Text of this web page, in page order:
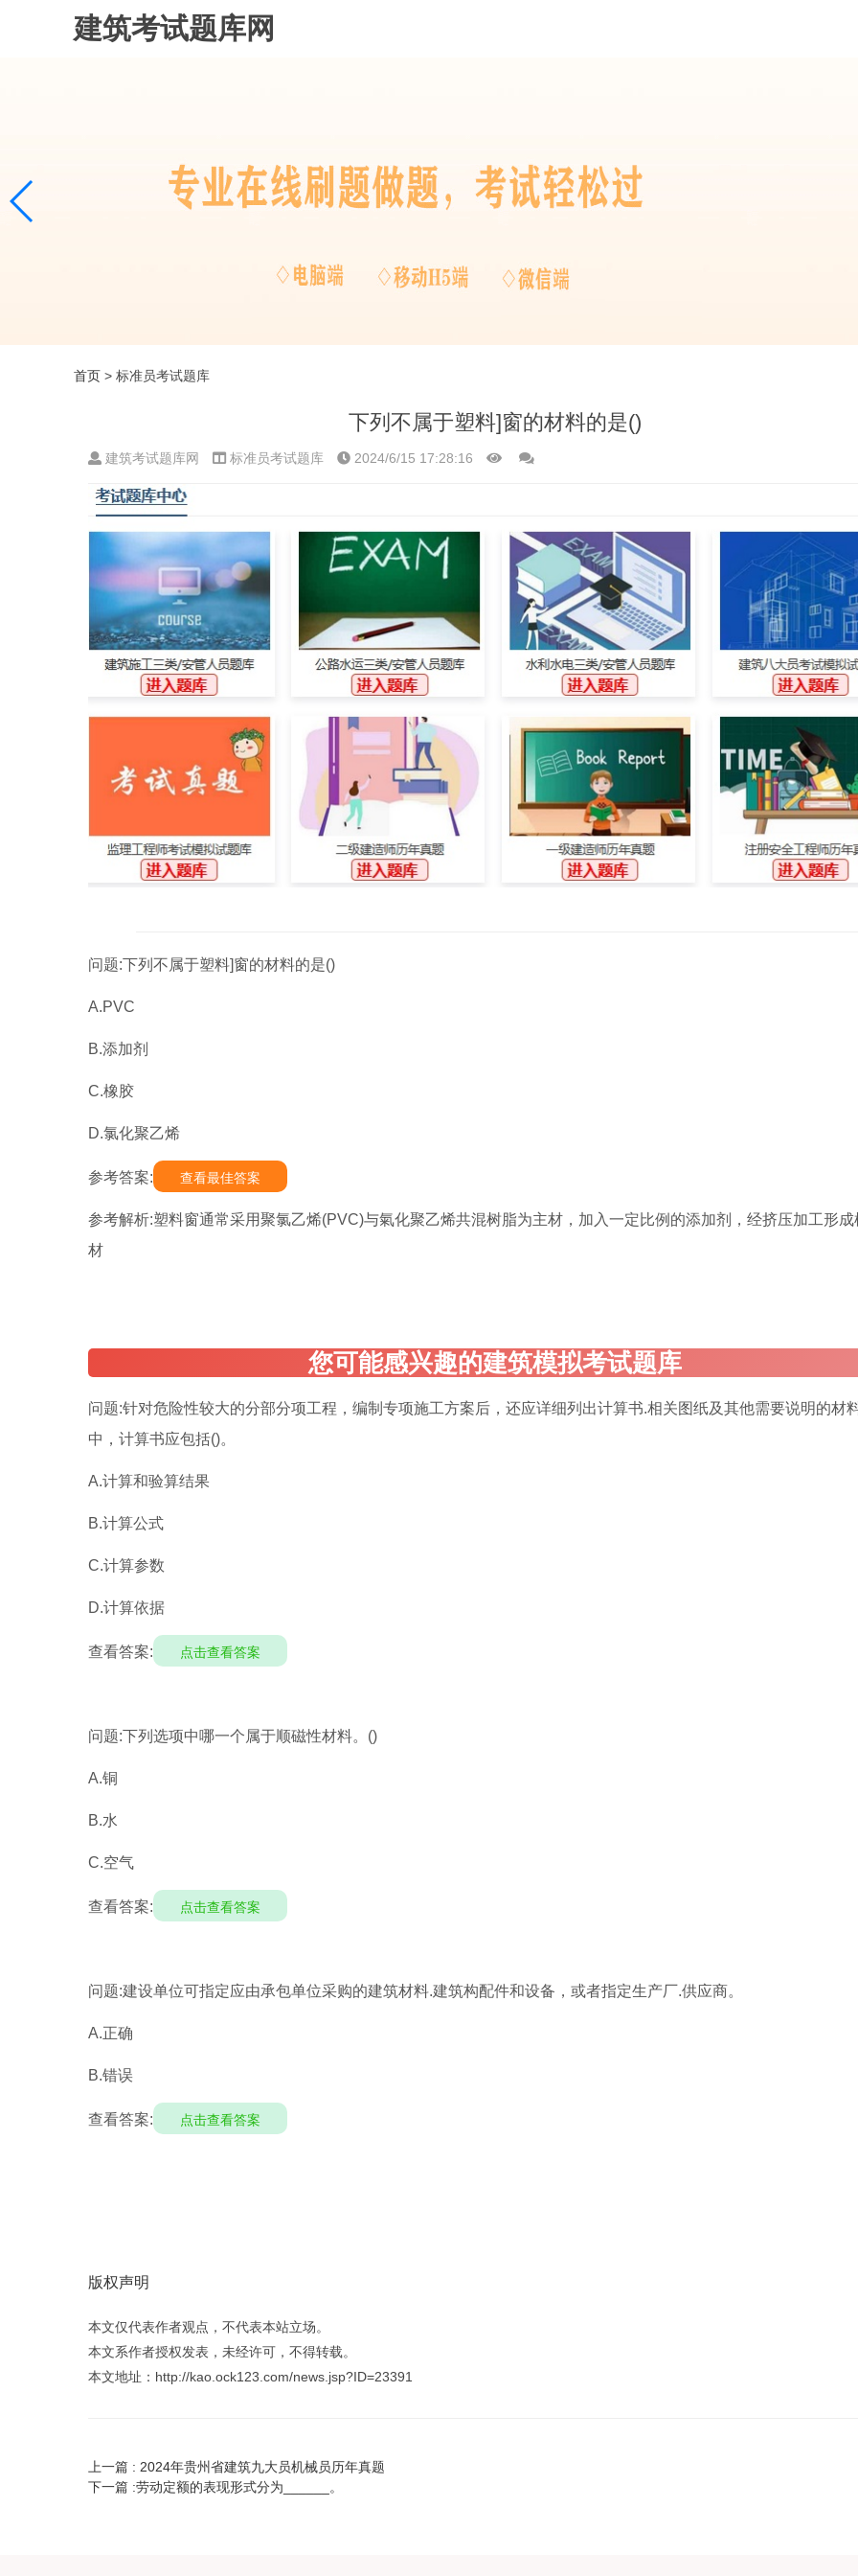
建筑考试题库网
首页 > 标准员考试题库
下列不属于塑料]窗的材料的是()
建筑考试题库网 标准员考试题库 2024/6/15 17:28:16
问题:下列不属于塑料]窗的材料的是()
A.PVC
B.添加剂
C.橡胶
D.氯化聚乙烯
参考答案: 查看最佳答案
参考解析:塑料窗通常采用聚氯乙烯(PVC)与氣化聚乙烯共混树脂为主材，加入一定比例的添加剂，经挤压加工形成
材
问题:针对危险性较大的分部分项工程，编制专项施工方案后，还应详细列出计算书.相关图纸及其他需要说明的材
中，计算书应包括()。
A.计算和验算结果
B.计算公式
C.计算参数
D.计算依据
查看答案: 点击查看答案
问题:下列选项中哪一个属于顺磁性材料。()
A.铜
B.水
C.空气
查看答案: 点击查看答案
问题:建设单位可指定应由承包单位采购的建筑材料.建筑构配件和设备，或者指定生产厂.供应商。
A.正确
B.错误
查看答案: 点击查看答案
版权声明
本文仅代表作者观点，不代表本站立场。
本文系作者授权发表，未经许可，不得转载。
本文地址：http://kao.ock123.com/news.jsp?ID=23391
上一篇 : 2024年贵州省建筑九大员机械员历年真题
下一篇 :劳动定额的表现形式分为______。